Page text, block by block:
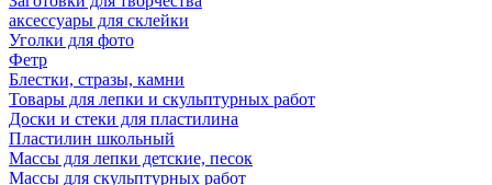
аксессуары для склейки
Уголки для фото
Фетр
Блестки, стразы, камни
Товары для лепки и скульптурных работ
Доски и стеки для пластилина
Пластилин школьный
Массы для лепки детские, песок
Массы для скульптурных работ